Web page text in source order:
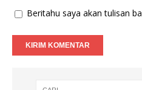
Beritahu saya akan tulisan